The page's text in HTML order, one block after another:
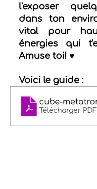
l'exposer
dans ton
vital pour
énergies qui
Amuse toi! ♥
Voici le guide :
cube-
Télécharger PDF